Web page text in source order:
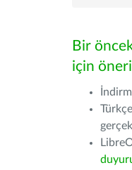
Bir
için